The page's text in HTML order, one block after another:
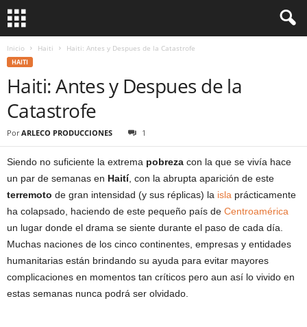
Inicio Haiti Haiti: Antes y Despues de la Catastrofe
HAITI
Haiti: Antes y Despues de la
Catastrofe
Por ARLECO PRODUCCIONES 1
Siendo no suficiente la extrema pobreza con la que se vivía hace
un par de semanas en Haití, con la abrupta aparición de este
terremoto de gran intensidad (y sus réplicas) la isla prácticamente
ha colapsado, haciendo de este pequeño país de Centroamérica
un lugar donde el drama se siente durante el paso de cada día.
Muchas naciones de los cinco continentes, empresas y entidades
humanitarias están brindando su ayuda para evitar mayores
complicaciones en momentos tan críticos pero aun así lo vivido en
estas semanas nunca podrá ser olvidado.